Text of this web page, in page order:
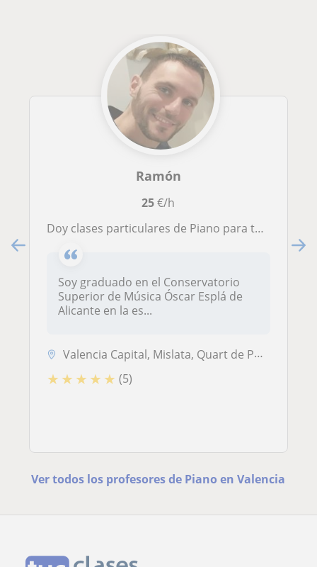
Ramón
25€/h
Doy clases particulares de Piano para todos los niveles. También refuerzo de Teoría y Lenguaje Musical
Soy graduado en el Conservatorio
Superior de Música Óscar Esplá de
Alicante en la es...
Valencia Capital, Mislata, Quart de Poblet, Xirivella, Alaquàs
★ ★ ★ ★ ★ (5)
Ver todos los profesores de Piano en Valencia